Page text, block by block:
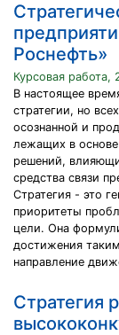
Роснефть»
Курсовая работа,
В настоящее
стратегии, но
осознанной и
лежащих в основе
решений,
средства связи
Стратегия - это
приоритеты
цели. Она
достижения
направление
Cтратегия